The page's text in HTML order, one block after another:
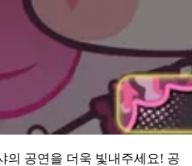
의 공연을 더욱 빛내주세요! 공